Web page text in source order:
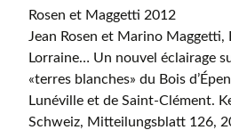
Rosen et Maggetti 2012
Jean Rosen et Marino Maggetti,
Lorraine… Un nouvel éclairage
«terres blanches» du Bois
Lunéville et de Saint-Clément.
Schweiz, Mitteilungsblatt 126,